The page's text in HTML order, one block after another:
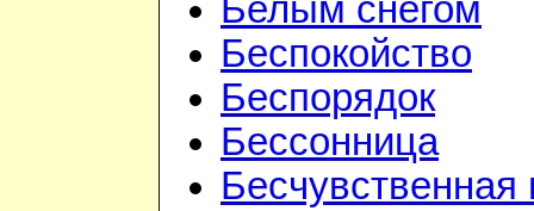
Белым снегом
Беспокойство
Беспорядок
Бессонница
Бесчувственная